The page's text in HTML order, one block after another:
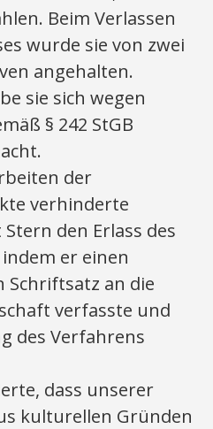
Beim Verlassen
wurde sie von zwei
angehalten.
sie sich wegen
§ 242 StGB
der
verhinderte
den Erlass des
er einen
Schriftsatz an die
verfasste und
des Verfahrens
dass unserer
kulturellen Gründen